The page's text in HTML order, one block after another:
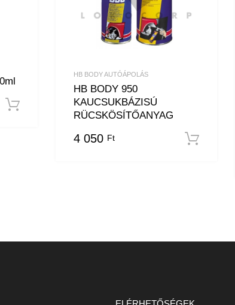
Kosárba teszem
HB BODY AUTÓÁPOLÁS
HB BODY 950
KAUCSUKBÁZISÚ
RÜCSKÖSÍTŐANYAG
4 050 Ft